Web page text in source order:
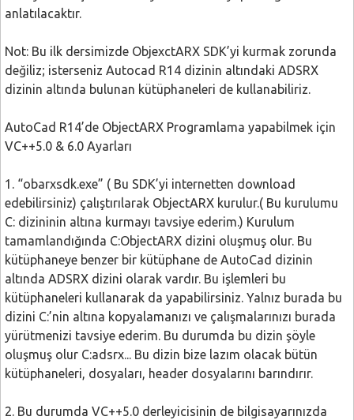
anlatılacaktır.
Not: Bu ilk dersimizde ObjexctARX SDK’yi kurmak zorunda
değiliz; isterseniz Autocad R14 dizinin altındaki ADSRX
dizinin altında bulunan kütüphaneleri de kullanabiliriz.
AutoCad R14’de ObjectARX Programlama yapabilmek için
VC++5.0 & 6.0 Ayarları
1. “obarxsdk.exe” ( Bu SDK’yi internetten download
edebilirsiniz) çalıştırılarak ObjectARX kurulur.( Bu kurulumu
C: dizininin altına kurmayı tavsiye ederim.) Kurulum
tamamlandığında C:ObjectARX dizini oluşmuş olur. Bu
kütüphaneye benzer bir kütüphane de AutoCad dizinin
altında ADSRX dizini olarak vardır. Bu işlemleri bu
kütüphaneleri kullanarak da yapabilirsiniz. Yalnız burada bu
dizini C:’nin altına kopyalamanızı ve çalışmalarınızı burada
yürütmenizi tavsiye ederim. Bu durumda bu dizin şöyle
oluşmuş olur C:adsrx... Bu dizin bize lazım olacak bütün
kütüphaneleri, dosyaları, header dosyalarını barındırır.
2. Bu durumda VC++5.0 derleyicisinin de bilgisayarınızda